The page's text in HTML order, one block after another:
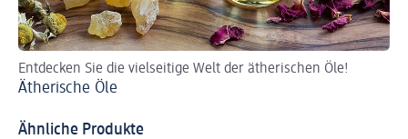
Entdecken Sie die vielseitige Welt der ätherischen Öle!
Ätherische Öle
Ähnliche Produkte